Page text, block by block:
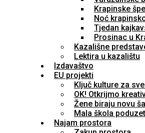
Krapinske
Noć
Tjedan
Prosinac u
Kazališne
Lektira u kazalištu
Izdavaštvo
EU projekti
Ključ kulture za
OK! Otkrijmo
Žene biraju novu
Mala škola
Najam prostora